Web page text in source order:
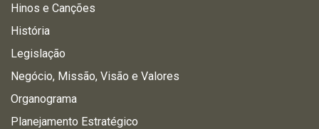
Hinos e Canções
História
Legislação
Negócio, Missão, Visão e Valores
Organograma
Planejamento Estratégico